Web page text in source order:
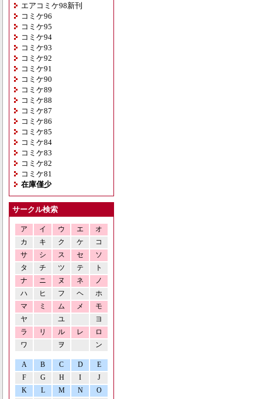
エアコミケ98新刊
コミケ96
コミケ95
コミケ94
コミケ93
コミケ92
コミケ91
コミケ90
コミケ89
コミケ88
コミケ87
コミケ86
コミケ85
コミケ84
コミケ83
コミケ82
コミケ81
在庫僅少
サークル検索
ア イ ウ エ
オ
カ
キ ク ケ
コ
サ
シ ス セ
ソ
タ
チ ツ テ
ト
ナ
ニ ヌ ネ
ノ
ハ
ヒ フ ヘ
ホ
マ
ミ ム メ
モ
ヤ
ユ
ヨ
ラ
リ ル レ
ロ
ワ
ヲ ン
A B C D
E
F
G H I
J
K
L M N O